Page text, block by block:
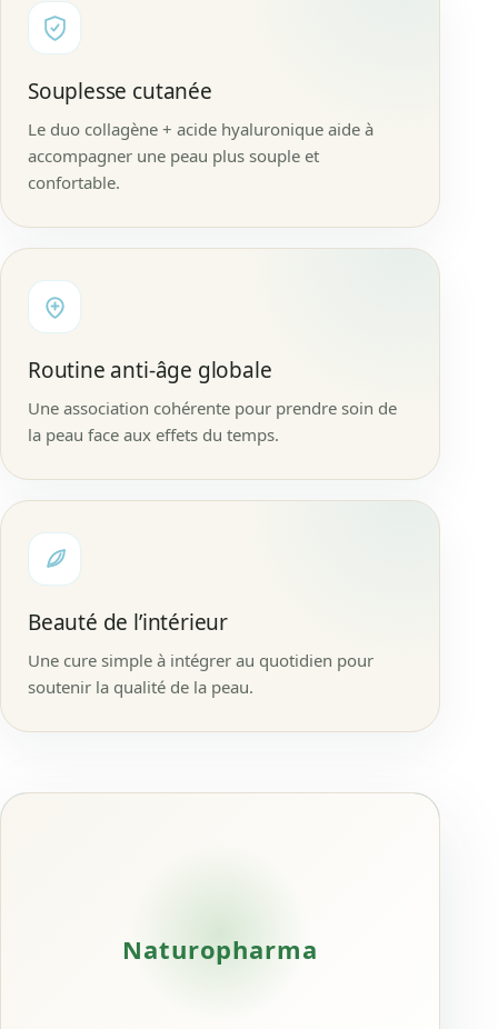
Souplesse cutanée
Le duo collagène + acide hyaluronique aide à
accompagner une peau plus souple et
confortable.
Routine anti-âge globale
Une association cohérente pour prendre soin de
la peau face aux effets du temps.
Beauté de l’intérieur
Une cure simple à intégrer au quotidien pour
soutenir la qualité de la peau.
Naturopharma